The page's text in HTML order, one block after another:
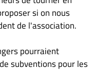
si on nous
de l'association.
pourraient
subventions pour les